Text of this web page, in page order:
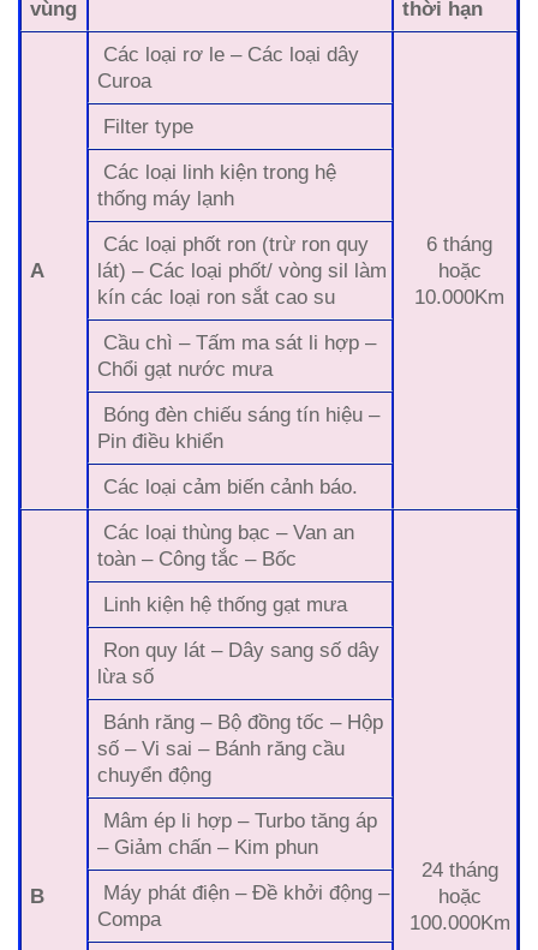
vùng
thời hạn
A
Các loại rơ le – Các loại dây
Curoa
6 tháng
hoặc
10.000Km
Filter type
Các loại linh kiện trong hệ
thống máy lạnh
Các loại phốt ron (trừ ron quy
lát) – Các loại phốt/ vòng sil làm
kín các loại ron sắt cao su
Cầu chì – Tấm ma sát li hợp –
Chổi gạt nước mưa
Bóng đèn chiếu sáng tín hiệu –
Pin điều khiển
Các loại cảm biến cảnh báo.
B
Các loại thùng bạc – Van an
toàn – Công tắc – Bốc
24 tháng
hoặc
100.000Km
Linh kiện hệ thống gạt mưa
Ron quy lát – Dây sang số dây
lừa số
Bánh răng – Bộ đồng tốc – Hộp
số – Vi sai – Bánh răng cầu
chuyển động
Mâm ép li hợp – Turbo tăng áp
– Giảm chấn – Kim phun
Máy phát điện – Đề khởi động –
Compa